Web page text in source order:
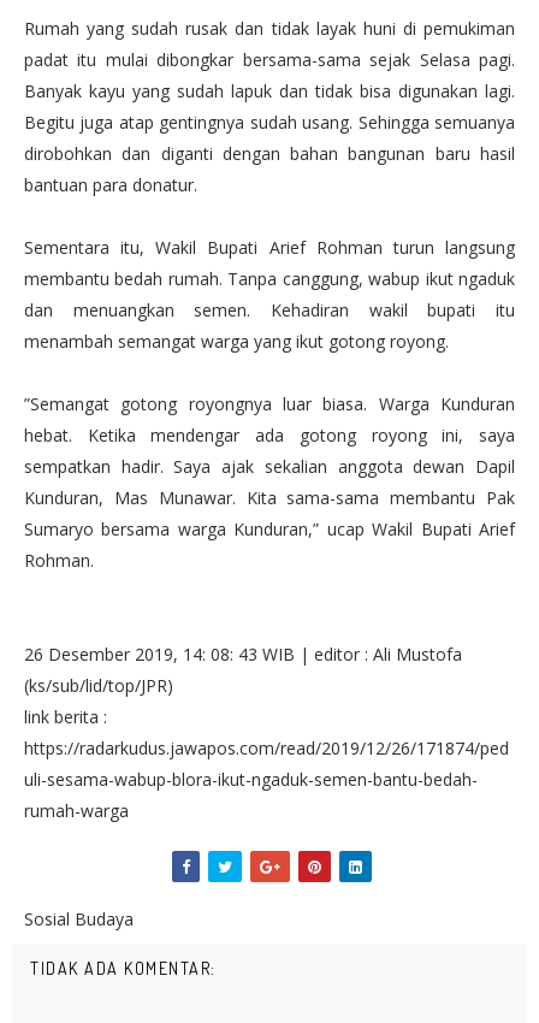
Rumah yang sudah rusak dan tidak layak huni di pemukiman
padat itu mulai dibongkar bersama-sama sejak Selasa pagi.
Banyak kayu yang sudah lapuk dan tidak bisa digunakan lagi.
Begitu juga atap gentingnya sudah usang. Sehingga semuanya
dirobohkan dan diganti dengan bahan bangunan baru hasil
bantuan para donatur.
Sementara itu, Wakil Bupati Arief Rohman turun langsung
membantu bedah rumah. Tanpa canggung, wabup ikut ngaduk
dan menuangkan semen. Kehadiran wakil bupati itu
menambah semangat warga yang ikut gotong royong.
”Semangat gotong royongnya luar biasa. Warga Kunduran
hebat. Ketika mendengar ada gotong royong ini, saya
sempatkan hadir. Saya ajak sekalian anggota dewan Dapil
Kunduran, Mas Munawar. Kita sama-sama membantu Pak
Sumaryo bersama warga Kunduran,” ucap Wakil Bupati Arief
Rohman.
26 Desember 2019, 14: 08: 43 WIB | editor : Ali Mustofa
(ks/sub/lid/top/JPR)
link berita :
https://radarkudus.jawapos.com/read/2019/12/26/171874/ped
uli-sesama-wabup-blora-ikut-ngaduk-semen-bantu-bedah-
rumah-warga
Sosial Budaya
TIDAK ADA KOMENTAR: